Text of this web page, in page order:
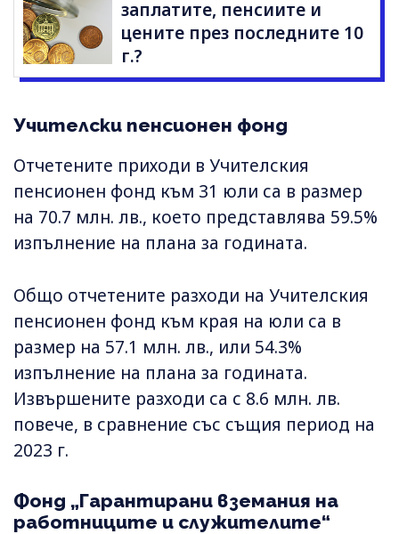
заплатите, пенсиите и
цените през последните 10
г.?
Учителски пенсионен фонд
Отчетените приходи в Учителския
пенсионен фонд към 31 юли са в размер
на 70.7 млн. лв., което представлява 59.5%
изпълнение на плана за годината.
Общо отчетените разходи на Учителския
пенсионен фонд към края на юли са в
размер на 57.1 млн. лв., или 54.3%
изпълнение на плана за годината.
Извършените разходи са с 8.6 млн. лв.
повече, в сравнение със същия период на
2023 г.
Фонд „Гарантирани вземания на
работниците и служителите“